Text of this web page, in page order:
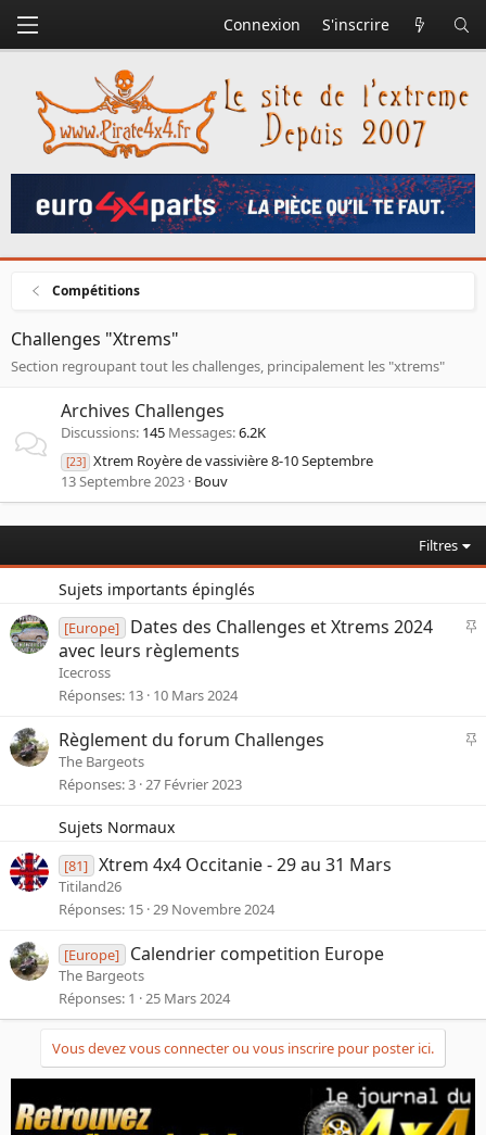
Connexion S'inscrire
Compétitions
Challenges "Xtrems"
Section regroupant tout les challenges, principalement les "xtrems"
Archives Challenges
Discussions 145 Messages 6.2K
[23] Xtrem Royère de vassivière 8-10 Septembre
13 Septembre 2023 Bouv
Filtres
Sujets importants épinglés
I
a
[Europe]
Dates des Challenges et Xtrems 2024
avec leurs règlements
Icecross
Réponses 13 10 Mars 2024
I
Règlement du forum Challenges
The Bargeots
Réponses 3 27 Février 2023
Sujets Normaux
[81] Xtrem 4x4 Occitanie - 29 au 31 Mars
Titiland26
Réponses 15 29 Novembre 2024
[Europe] Calendrier competition Europe
The Bargeots
Réponses 1 25 Mars 2024
Vous devez vous connecter ou vous inscrire pour poster ici.